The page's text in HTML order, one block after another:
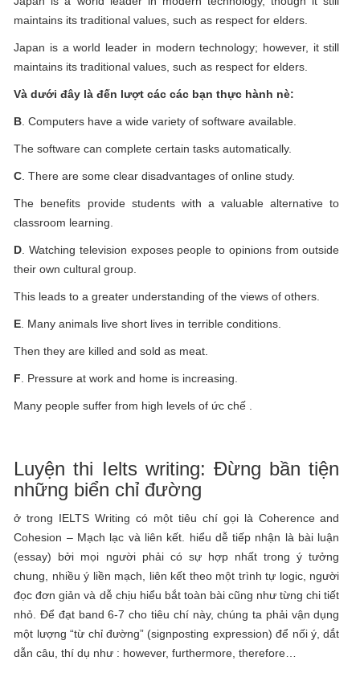
maintains its traditional values, such as respect for elders.
Japan is a world leader in modern technology; however, it still
maintains its traditional values, such as respect for elders.
Và dưới đây là đến lượt các các bạn thực hành nè:
B . Computers have a wide variety of software available.
The software can complete certain tasks automatically.
C . There are some clear disadvantages of online study.
The benefits provide students with a valuable alternative to
classroom learning.
D . Watching television exposes people to opinions from outside
their own cultural group.
This leads to a greater understanding of the views of others.
E . Many animals live short lives in terrible conditions.
Then they are killed and sold as meat.
F . Pressure at work and home is increasing.
Many people suffer from high levels of ức chế .
Luyện thi Ielts writing: Đừng bần tiện
những biển chỉ đường
ở trong IELTS Writing có một tiêu chí gọi là Coherence and
Cohesion – Mạch lạc và liên kết. hiểu dễ tiếp nhận là bài luận
(essay) bởi mọi người phải có sự hợp nhất trong ý tưởng
chung, nhiều ý liền mạch, liên kết theo một trình tự logic, người
đọc đơn giản và dễ chịu hiểu bắt toàn bài cũng như từng chi tiết
nhỏ. Để đạt band 6-7 cho tiêu chí này, chúng ta phải vận dụng
một lượng “từ chỉ đường” (signposting expression) để nối ý, dắt
dẫn câu, thí dụ như : however, furthermore, therefore…